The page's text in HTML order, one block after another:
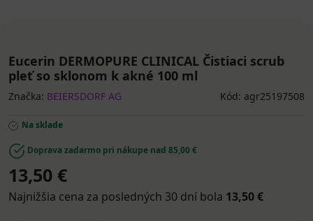
Eucerin DERMOPURE CLINICAL Čistiaci scrub
pleť so sklonom k akné 100 ml
Značka: BEIERSDORF AG Kód: agr25197508
Na sklade
Doprava zadarmo pri nákupe nad 85,00 €
13,50 €
Najnižšia cena za posledných 30 dní bola 13,50 €